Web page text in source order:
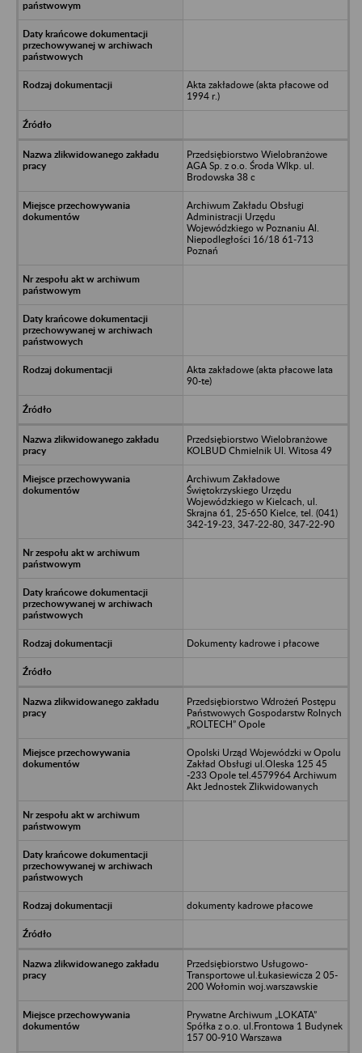
Akta zakładowe (akta płacowe od
1994 r.)
Przedsiębiorstwo Wielobranżowe
AGA Sp. z o.o. Środa Wlkp. ul.
Brodowska 38 c
Archiwum Zakładu Obsługi
Administracji Urzędu
Wojewódzkiego w Poznaniu Al.
Niepodległości 16/18 61-713
Poznań
Akta zakładowe (akta płacowe lata
90-te)
Przedsiębiorstwo Wielobranżowe
KOLBUD Chmielnik Ul. Witosa 49
Archiwum Zakładowe
Świętokrzyskiego Urzędu
Wojewódzkiego w Kielcach, ul.
Skrajna 61, 25-650 Kielce, tel. (041)
342-19-23, 347-22-80, 347-22-90
Dokumenty kadrowe i płacowe
Przedsiębiorstwo Wdrożeń Postępu
Państwowych Gospodarstw Rolnych
„ROLTECH” Opole
Opolski Urząd Wojewódzki w Opolu
Zakład Obsługi ul.Oleska 125 45
-233 Opole tel.4579964 Archiwum
Akt Jednostek Zlikwidowanych
dokumenty kadrowe płacowe
Przedsiębiorstwo Usługowo-
Transportowe ul.Łukasiewicza 2 05-
200 Wołomin woj.warszawskie
Prywatne Archiwum „LOKATA”
Spółka z o.o. ul.Frontowa 1 Budynek
157 00-910 Warszawa